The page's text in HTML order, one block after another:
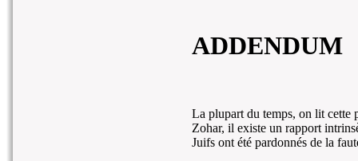
ADDENDUM
La plupart du temps, on lit cette
Zohar, il existe un rapport
Juifs ont été pardonnés de la